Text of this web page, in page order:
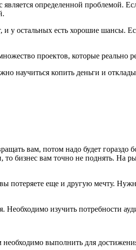
определенной проблемой.
остальных есть хорошие шансы.
проектов, которые реально
научиться копить деньги и
вам, потом надо будет
то бизнес вам точно не поднять.
потеряете еще и другую мечту.
изучить потребности
выполнить для